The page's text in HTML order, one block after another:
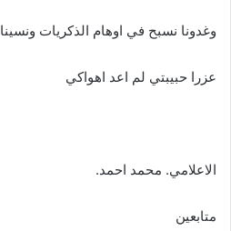
وغدونا نسبح في اوهام الذكريات
عزرا حبيبتي لم اعد اهواكي
الاعلامي. محمد احمد.
متابعين